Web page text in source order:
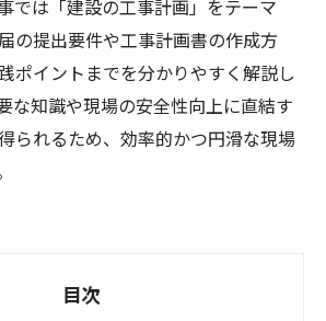
では「建設の工事計画」をテーマ
の提出要件や工事計画書の作成方
ポイントまでを分かりやすく解説し
な知識や現場の安全性向上に直結す
られるため、効率的かつ円滑な現場
目次